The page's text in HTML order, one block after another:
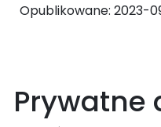
Opublikowane: 2023-
Prywatne